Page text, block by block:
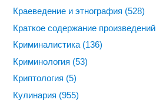
Краеведение и этнография (528)
Краткое содержание произведений
Криминалистика (136)
Криминология (53)
Криптология (5)
Кулинария (955)